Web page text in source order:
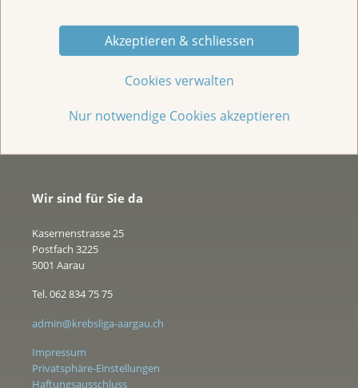
Akzeptieren & schliessen
Cookies verwalten
Nur notwendige Cookies akzeptieren
Wir sind für Sie da
Kasernenstrasse 25
Postfach 3225
5001 Aarau
Tel. 062 834 75 75
admin@krebsliga-aargau.ch
Impressum
Privatsphäre-Einstellungen
Haftungsausschluss